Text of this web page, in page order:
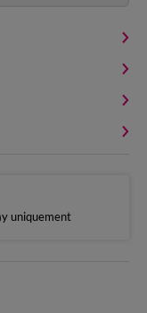
uniquement